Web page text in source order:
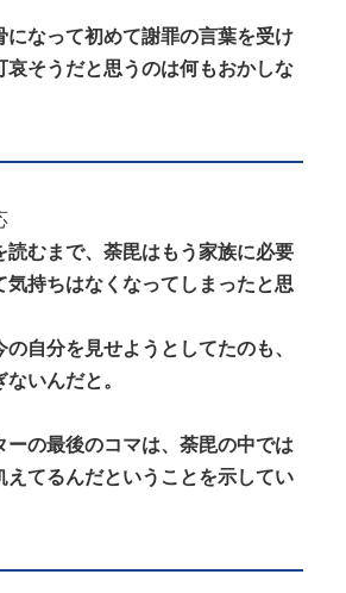
になって初めて謝罪の言葉を受け
哀そうだと思うのは何もおかしな
読むまで、荼毘はもう家族に必要
気持ちはなくなってしまったと思
自分を見せようとしてたのも、
いんだと。
ーの最後のコマは、荼毘の中では
えてるんだということを示してい